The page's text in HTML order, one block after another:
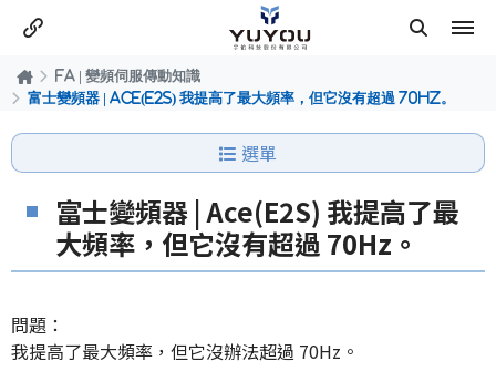
FA | 變頻伺服傳動知識
富士變頻器 | Ace(E2S) 我提高了最大頻率，但它沒有超過 70Hz。
選單
富士變頻器 | Ace(E2S) 我提高了最
大頻率，但它沒有超過 70Hz。
問題：
我提高了最大頻率，但它沒辦法超過 70Hz。